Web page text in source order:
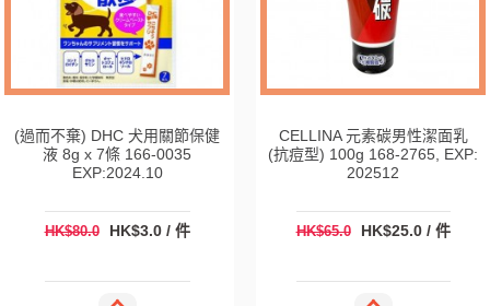
(過而不棄) DHC 犬用關節保健
液 8g x 7條 166-0035
EXP:2024.10
HK$80.0 HK$3.0 / 件
CELLINA 元素碳男性潔面乳
(抗痘型) 100g 168-2765, EXP:
202512
HK$65.0 HK$25.0 / 件